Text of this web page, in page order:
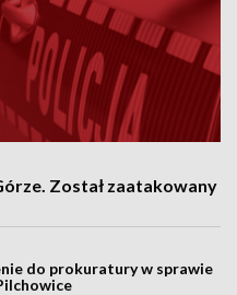
Został zaatakowany
do prokuratury w sprawie